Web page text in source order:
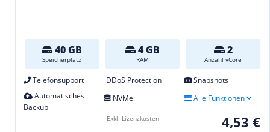
40 GB
Speicherplatz
4 GB
RAM
2
Anzahl vCore
Telefonsupport DDoS Protection
Snapshots
Automatisches
Backup
NVMe Alle Funktionen
4,53 €
Exkl. Lizenzkosten